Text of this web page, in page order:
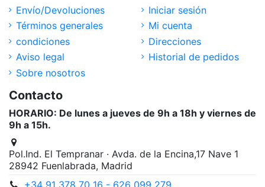
Envío/Devoluciones
Términos generales
condiciones
Aviso legal
Sobre nosotros
Iniciar sesión
Mi cuenta
Direcciones
Historial de pedidos
Contacto
HORARIO: De lunes a jueves de 9h a 18h y viernes de
9h a 15h.
Pol.Ind. El Tempranar · Avda. de la Encina,17 Nave 1
28942 Fuenlabrada, Madrid